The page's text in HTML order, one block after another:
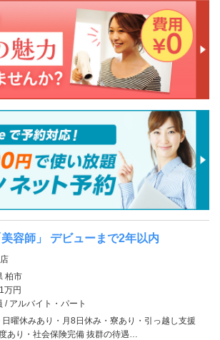
容師」 デビューまで2年以内
柏市
万円
/ アルバイト・パート
日曜休みあり・月8日休み・寮あり・引っ越し支援
あり・社会保険完備 抜群の待遇…